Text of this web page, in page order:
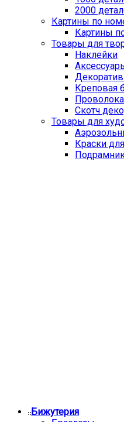
2000
Картины по
Картины
Товары для
Наклейки
Креповая
Скотч
Товары для
Краски
Бижутерия